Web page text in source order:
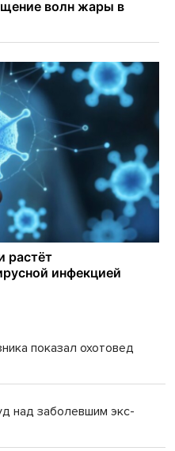
показал охотовед
над заболевшим экс-